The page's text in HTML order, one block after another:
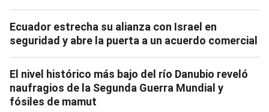
Ecuador estrecha su alianza con Israel en
seguridad y abre la puerta a un acuerdo comercial
El nivel histórico más bajo del río Danubio reveló
naufragios de la Segunda Guerra Mundial y
fósiles de mamut